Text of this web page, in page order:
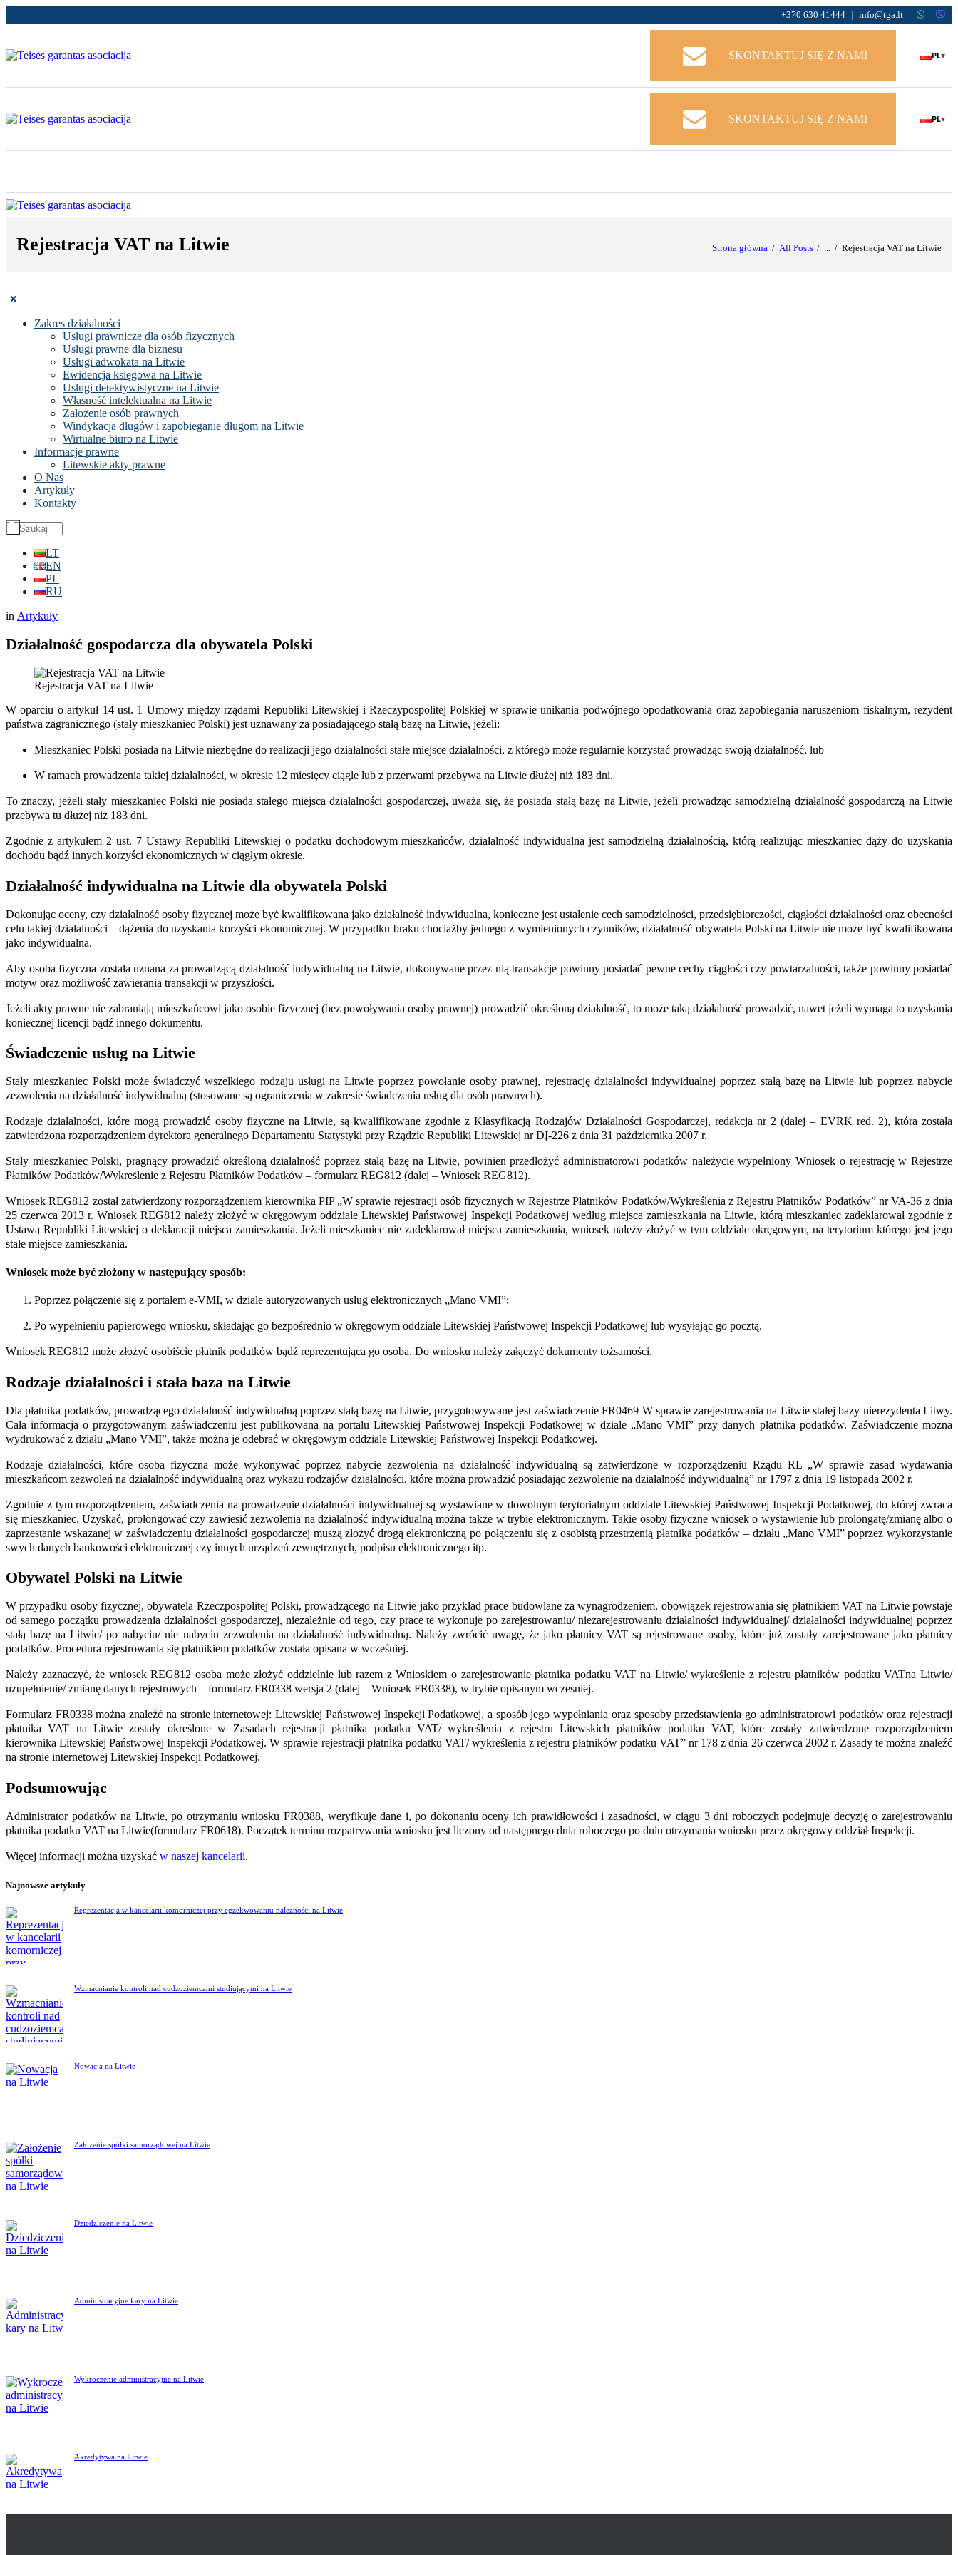
+370 630 41444 | info@tga.lt | |
SKONTAKTUJ SIĘ Z NAMI PL▾
SKONTAKTUJ SIĘ Z NAMI PL▾
Rejestracja VAT na Litwie Strona główna All Posts Rejestracja VAT na Litwie
Zakres działalności
Usługi prawnicze dla osób fizycznych
Usługi prawne dla biznesu
Usługi adwokata na Litwie
Ewidencja księgowa na Litwie
Usługi detektywistyczne na Litwie
Własność intelektualna na Litwie
Założenie osób prawnych
Windykacja długów i zapobieganie długom na Litwie
Wirtualne biuro na Litwie
Informacje prawne
Litewskie akty prawne
O Nas
Artykuły
Kontakty
LT
EN
PL
RU
in Artykuły
Działalność gospodarcza dla obywatela Polski
Rejestracja VAT na Litwie
W oparciu o artykuł14 ust. 1 Umowy między rządami Republiki Litewskiej i Rzeczypospolitej Polskiej w sprawie unikania podwójnego opodatkowania oraz zapobiegania naruszeniom fiskalnym, rezydent
państwa zagranicznego (stały mieszkaniec Polski) jest uznawany za posiadającego stałą bazę na Litwie, jeżeli:
Mieszkaniec Polski posiada na Litwie niezbędne do realizacji jego działalności stałe miejsce działalności, z którego może regularnie korzystać prowadząc swoją działalność, lub
W ramach prowadzenia takiej działalności, w okresie 12 miesięcy ciągle lub z przerwami przebywa na Litwie dłużej niż 183 dni.
To znaczy, jeżeli stały mieszkaniec Polski nie posiada stałego miejsca działalności gospodarczej, uważa się, że posiada stałą bazę na Litwie, jeżeli prowadząc samodzielną działalność gospodarczą na Litwie
przebywa tu dłużej niż 183 dni.
Zgodnie z artykułem2 ust. 7 Ustawy Republiki Litewskiej o podatku dochodowym mieszkańców, działalność indywidualna jest samodzielną działalnością, którą realizując mieszkaniec dąży do uzyskania
dochodu bądź innych korzyści ekonomicznych w ciągłym okresie.
Działalność indywidualna na Litwie dla obywatela Polski
Dokonując oceny, czy działalność osoby fizycznej może być kwalifikowana jako działalność indywidualna, konieczne jest ustalenie cech samodzielności, przedsiębiorczości, ciągłości działalności oraz obecności
celu takiej działalności – dążenia do uzyskania korzyści ekonomicznej. W przypadku braku chociażby jednego z wymienionych czynników, działalność obywatela Polski na Litwie nie może być kwalifikowana
jako indywidualna.
Aby osoba fizyczna została uznana za prowadzącą działalność indywidualną na Litwie, dokonywane przez nią transakcje powinny posiadać pewne cechy ciągłości czy powtarzalności, także powinny posiadać
motyw oraz możliwość zawierania transakcji w przyszłości.
Jeżeli akty prawne nie zabraniają mieszkańcowi jako osobie fizycznej (bez powoływania osoby prawnej) prowadzić określoną działalność, to może taką działalność prowadzić, nawet jeżeli wymaga to uzyskania
koniecznej licencji bądź innego dokumentu.
Świadczenie usług na Litwie
Stały mieszkaniec Polski może świadczyć wszelkiego rodzaju usługi na Litwie poprzez powołanie osoby prawnej, rejestrację działalności indywidualnej poprzez stałą bazę na Litwie lubpoprzez nabycie
zezwolenia na działalność indywidualną (stosowane są ograniczenia w zakresie świadczenia usług dla osób prawnych).
Rodzaje działalności, które mogą prowadzić osoby fizyczne na Litwie, są kwalifikowane zgodnie z Klasyfikacją Rodzajów Działalności Gospodarczej, redakcja nr 2 (dalej – EVRK red. 2), która została
zatwierdzona rozporządzeniem dyrektora generalnego Departamentu Statystyki przy Rządzie Republiki Litewskiej nr DĮ-226 z dnia 31 października 2007 r.
Stały mieszkaniec Polski, pragnący prowadzić określoną działalność poprzez stałą bazę na Litwie, powinien przedłożyć administratorowi podatków należycie wypełniony Wniosek o rejestrację w Rejestrze
Płatników Podatków/Wykreślenie z Rejestru Płatników Podatków – formularz REG812 (dalej – Wniosek REG812).
Wniosek REG812 został zatwierdzony rozporządzeniem kierownika PIP „W sprawie rejestracji osób fizycznych w Rejestrze Płatników Podatków/Wykreślenia z Rejestru Płatników Podatków” nr VA-36 z dnia
25 czerwca 2013 r. Wniosek REG812 należy złożyć w okręgowym oddziale Litewskiej Państwowej Inspekcji Podatkowej według miejsca zamieszkania na Litwie, którą mieszkaniec zadeklarował zgodnie z
Ustawą Republiki Litewskiej o deklaracji miejsca zamieszkania. Jeżeli mieszkaniec nie zadeklarował miejsca zamieszkania, wniosek należy złożyć w tym oddziale okręgowym, na terytorium którego jest jego
stałe miejsce zamieszkania.
Wniosek może być złożony w następujący sposób:
Poprzez połączenie się z portalem e-VMI, w dziale autoryzowanych usług elektronicznych „Mano VMI”;
Po wypełnieniu papierowego wniosku, składając go bezpośrednio w okręgowym oddziale Litewskiej Państwowej Inspekcji Podatkowej lub wysyłając go pocztą.
Wniosek REG812 może złożyć osobiście płatnik podatków bądź reprezentująca go osoba. Do wniosku należy załączyć dokumenty tożsamości.
Rodzaje działalności i stała baza na Litwie
Dla płatnika podatków, prowadzącego działalność indywidualną poprzez stałą bazę na Litwie, przygotowywane jest zaświadczenie FR0469 W sprawie zarejestrowania na Litwie stałej bazy nierezydenta Litwy.
Cała informacja o przygotowanym zaświadczeniu jest publikowana na portalu Litewskiej Państwowej Inspekcji Podatkowej w dziale „Mano VMI” przy danych płatnika podatków. Zaświadczenie można
wydrukować z działu „Mano VMI”, także można je odebrać w okręgowym oddziale Litewskiej Państwowej Inspekcji Podatkowej.
Rodzaje działalności, które osoba fizyczna może wykonywać poprzez nabycie zezwolenia na działalność indywidualną są zatwierdzone w rozporządzeniu Rządu RL „W sprawie zasad wydawania
mieszkańcom zezwoleń na działalność indywidualną oraz wykazu rodzajów działalności, które można prowadzić posiadając zezwolenie na działalność indywidualną” nr 1797 z dnia 19 listopada 2002 r.
Zgodnie z tym rozporządzeniem, zaświadczenia na prowadzenie działalności indywidualnej są wystawiane w dowolnym terytorialnym oddziale Litewskiej Państwowej Inspekcji Podatkowej, do której zwraca
się mieszkaniec. Uzyskać, prolongować czy zawiesić zezwolenia na działalność indywidualną można także w trybie elektronicznym. Takie osoby fizyczne wniosek o wystawienie lub prolongatę/zmianę albo o
zaprzestanie wskazanej w zaświadczeniu działalności gospodarczej muszą złożyć drogą elektroniczną po połączeniu się z osobistą przestrzenią płatnika podatków – działu „Mano VMI” poprzez wykorzystanie
swych danych bankowości elektronicznej czy innych urządzeń zewnętrznych, podpisu elektronicznego itp.
Obywatel Polski na Litwie
W przypadku osoby fizycznej, obywatela RzeczpospolitejPolski, prowadzącego na Litwie jako przykładprace budowlane za wynagrodzeniem, obowiązek rejestrowania się płatnikiem VAT na Litwie powstaje
od samego początku prowadzenia działalności gospodarczej, niezależnie od tego, czy prace te wykonuje po zarejestrowaniu/ niezarejestrowaniu działalności indywidualnej/ działalności indywidualnej poprzez
stałą bazę na Litwie/ po nabyciu/ nie nabyciu zezwolenia na działalność indywidualną. Należy zwrócić uwagę, że jako płatnicy VAT są rejestrowane osoby, które już zostały zarejestrowane jako płatnicy
podatków. Procedura rejestrowania się płatnikiem podatków została opisana w wcześniej.
Należy zaznaczyć, że wniosek REG812 osoba może złożyć oddzielnie lub razem z Wnioskiem o zarejestrowanie płatnika podatku VAT na Litwie/ wykreślenie z rejestru płatników podatku VATna Litwie/
uzupełnienie/ zmianę danych rejestrowych – formularz FR0338 wersja 2 (dalej – Wniosek FR0338), w trybie opisanym wczesniej.
Formularz FR0338 można znaleźć na stronie internetowej:Litewskiej Państwowej Inspekcji Podatkowej, a sposób jego wypełniania oraz sposoby przedstawienia go administratorowi podatków oraz rejestracji
płatnika VAT na Litwie zostały określone w Zasadach rejestracji płatnika podatku VAT/ wykreślenia z rejestru Litewskich płatników podatku VAT, które zostały zatwierdzone rozporządzeniem
kierownikaLitewskiej Państwowej Inspekcji Podatkowej.W sprawie rejestracji płatnika podatku VAT/ wykreślenia z rejestru płatników podatku VAT” nr 178 z dnia 26 czerwca 2002 r. Zasady te można znaleźć
na stronie internetowej Litewskiej Inspekcji Podatkowej.
Podsumowując
Administrator podatków na Litwie, po otrzymaniu wniosku FR0388, weryfikuje dane i, po dokonaniu oceny ich prawidłowości i zasadności, w ciągu 3 dni roboczych podejmuje decyzję o zarejestrowaniu
płatnika podatku VAT na Litwie(formularz FR0618). Początek terminu rozpatrywania wniosku jest liczony od następnego dnia roboczego po dniu otrzymania wniosku przez okręgowy oddziałInspekcji.
Więcej informacji można uzyskać w naszej kancelarii.
Najnowsze artykuły
Reprezentacja w kancelarii komorniczej przy egzekwowaniu należności na Litwie
Wzmacnianie kontroli nad cudzoziemcami studiującymi na Litwie
Nowacja na Litwie
Założenie spółki samorządowej na Litwie
Dziedziczenie na Litwie
Administracyjne kary na Litwie
Wykroczenie administracyjne na Litwie
Akredytywa na Litwie